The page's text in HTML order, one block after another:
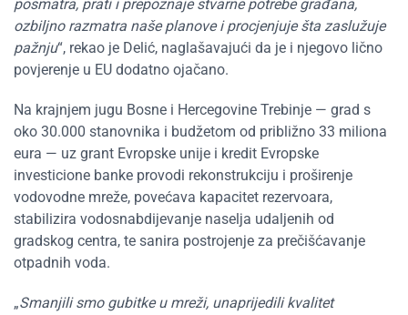
posmatra, prati i prepoznaje stvarne potrebe građana,
ozbiljno razmatra naše planove i procjenjuje šta zaslužuje
pažnju“, rekao je Delić, naglašavajući da je i njegovo lično
povjerenje u EU dodatno ojačano.
Na krajnjem jugu Bosne i Hercegovine Trebinje — grad s
oko 30.000 stanovnika i budžetom od približno 33 miliona
eura — uz grant Evropske unije i kredit Evropske
investicione banke provodi rekonstrukciju i proširenje
vodovodne mreže, povećava kapacitet rezervoara,
stabilizira vodosnabdijevanje naselja udaljenih od
gradskog centra, te sanira postrojenje za prečišćavanje
otpadnih voda.
„Smanjili smo gubitke u mreži, unaprijedili kvalitet